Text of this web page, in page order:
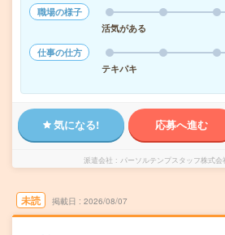
職場の様子
活気がある
仕事の仕方
テキパキ
気になる! 応募へ進む
派遣会社 パーソルテンプスタッフ株式
未読 掲載日 2026/08/07